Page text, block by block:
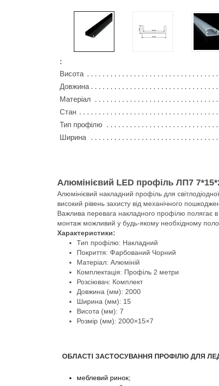
:
Висота
Довжина
Матеріал
Стан
Тип профілю
Ширина
Алюмінієвий LED профіль ЛП7
Алюмінієвий накладний профіль для
високий рівень захисту від механічного
Важлива перевага накладного профілю полягає в
монтаж можливий у будь-якому необхідному
Характеристики:
Тип профілю: Накладний
Покриття: Фарбований Чорний
Матеріал: Алюміній
Комплектація: Профіль 2 метри
Розсіювач: Комплект
Довжина (мм): 2000
Ширина (мм): 15
Висота (мм): 7
Розмір (мм): 2000×15×7
ОБЛАСТІ ЗАСТОСУВАННЯ ПРОФІЛЮ ДЛЯ
меблевий ринок;